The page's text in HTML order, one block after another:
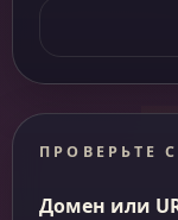
ПРОВЕРЬТЕ
Домен или